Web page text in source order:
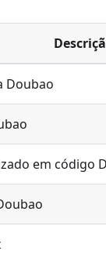
Doubao
em código